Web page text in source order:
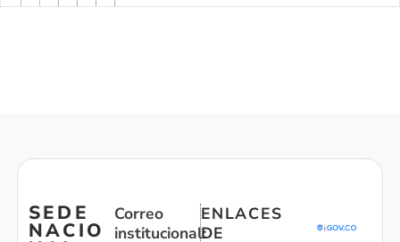
SEDE
NACIO
Correo
institucional:
ENLACES
DE